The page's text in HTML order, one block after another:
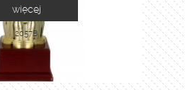
2057B
więcej